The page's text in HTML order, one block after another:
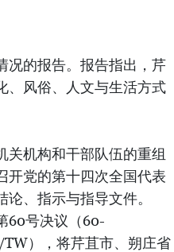
况的报告。报告指出，芹
、风俗、人文与生活方式
关机构和干部队伍的重组
开党的第十四次全国代表
、指示与指导文件。
60号决议（60-
），将芹苴市、朔庄省